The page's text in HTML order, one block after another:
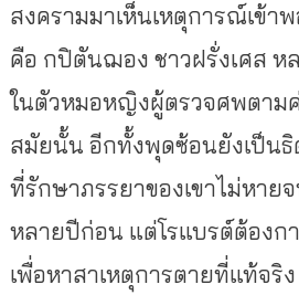
สงครามมาเห็นเหตุการณ์เข้า
คือ กปิตันฌอง ชาวฝรั่งเศส ห
ในตัวหมอหญิงผู้ตรวจศพตาม
สมัยนั้น อีกทั้งพุดซ้อนยังเป็นธิ
ที่รักษาภรรยาของเขาไม่หาย
หลายปีก่อน แต่โรแบรต์ต้องก
เพื่อหาสาเหตุการตายที่แท้จริง